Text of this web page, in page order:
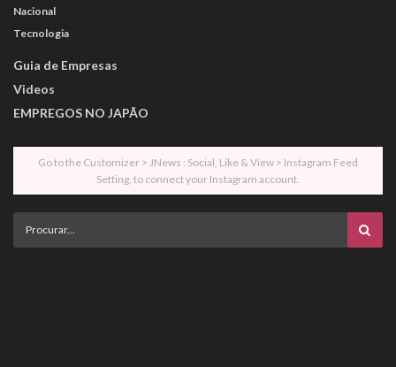
Nacional
Tecnologia
Guia de Empresas
Videos
EMPREGOS NO JAPÃO
Go to the Customizer > JNews : Social, Like & View > Instagram Feed
Setting, to connect your Instagram account.